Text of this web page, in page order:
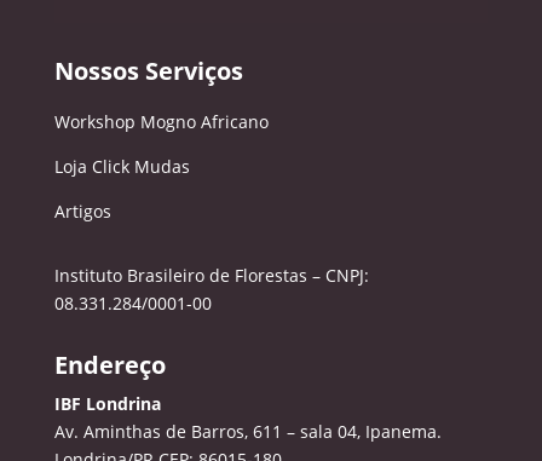
Nossos Serviços
Workshop Mogno Africano
Loja Click Mudas
Artigos
Instituto Brasileiro de Florestas – CNPJ:
08.331.284/0001-00
Endereço
IBF Londrina
Av. Aminthas de Barros, 611 – sala 04, Ipanema.